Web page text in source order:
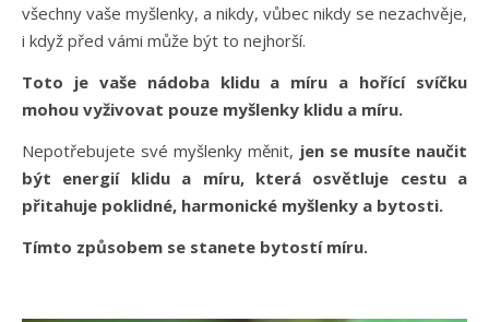
všechny vaše myšlenky, a nikdy, vůbec nikdy se nezachvěje,
i když před vámi může být to nejhorší.
Toto je vaše nádoba klidu a míru a hořící svíčku
mohou vyživovat pouze myšlenky klidu a míru.
Nepotřebujete své myšlenky měnit, jen se musíte naučit
být energií klidu a míru, která osvětluje cestu a
přitahuje poklidné, harmonické myšlenky a bytosti.
Tímto způsobem se stanete bytostí míru.